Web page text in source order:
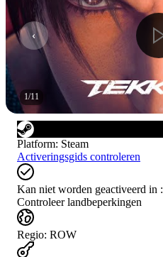
1/11
Platform: Steam
Activeringsgids controleren
Kan niet worden geactiveerd in :
Controleer landbeperkingen
Regio: ROW